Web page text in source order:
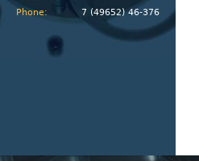
Phone:
7 (49652) 46-376